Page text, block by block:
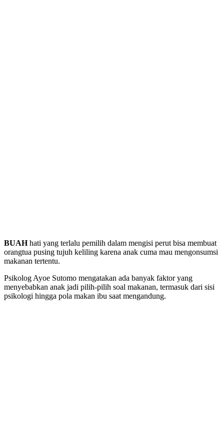
BUAHhati yang terlalu pemilih dalam mengisi perut bisa membuat
orangtua pusing tujuh keliling karena anak cuma mau mengonsumsi
makanan tertentu.
Psikolog Ayoe Sutomo mengatakan ada banyak faktor yang
menyebabkan anak jadi pilih-pilih soal makanan, termasuk dari sisi
psikologi hingga pola makan ibu saat mengandung.